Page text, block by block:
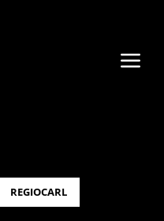
a
REGIOCARL